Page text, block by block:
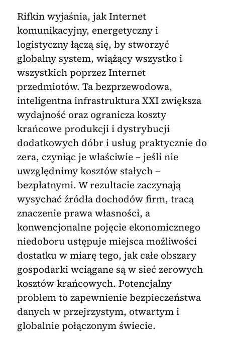
Rifkin wyjaśnia, jak Internet
komunikacyjny, energetyczny i
logistyczny łączą się, by stworzyć
globalny system, wiążący wszystko i
wszystkich poprzez Internet
przedmiotów. Ta bezprzewodowa,
inteligentna infrastruktura XXI zwiększa
wydajność oraz ogranicza koszty
krańcowe produkcji i dystrybucji
dodatkowych dóbr i usług praktycznie do
zera, czyniąc je właściwie – jeśli nie
uwzględnimy kosztów stałych –
bezpłatnymi. W rezultacie zaczynają
wysychać źródła dochodów firm, tracą
znaczenie prawa własności, a
konwencjonalne pojęcie ekonomicznego
niedoboru ustępuje miejsca możliwości
dostatku w miarę tego, jak całe obszary
gospodarki wciągane są w sieć zerowych
kosztów krańcowych. Potencjalny
problem to zapewnienie bezpieczeństwa
danych w przejrzystym, otwartym i
globalnie połączonym świecie.